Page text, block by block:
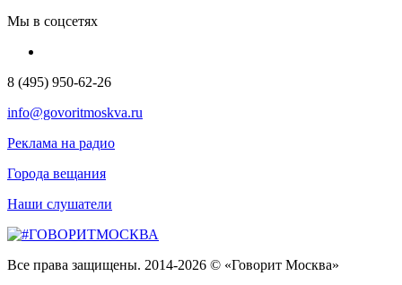
Мы в соцсетях
8 (495) 950-62-26
info@govoritmoskva.ru
Реклама на радио
Города вещания
Наши слушатели
Все права защищены. 2014-2026 © «Говорит Москва»